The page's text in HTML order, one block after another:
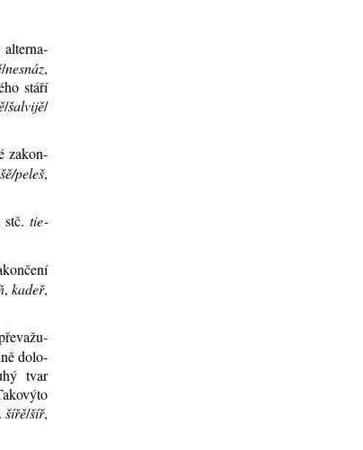
al­ter­na­
/ne­snáz,
stá­ří
/šal­vi­jě/
za­kon­
pe­leš,
stč.tie­
,ka­deř,
do­lo­
tvar
ší­řě/šíř,